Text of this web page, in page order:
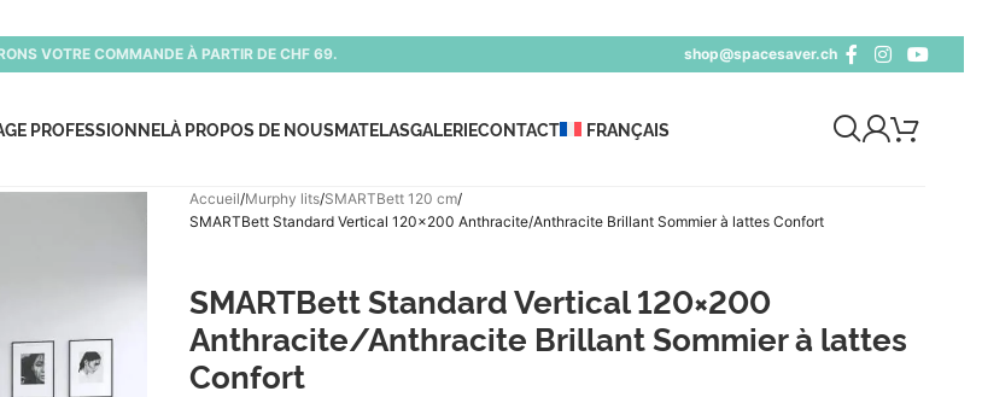
VOTRE COMMANDE À PARTIR DE CHF 69. shop@spacesaver.ch
PROFESSIONNELÀ PROPOS DE NOUSMATELASGALERIECONTACT FRANÇAIS
Accueil Murphy lits SMARTBett 120 cm
SMARTBett Standard Vertical 120×200 Anthracite/Anthracite Brillant Sommier à lattes Confort
SMARTBett Standard Vertical 120×200
Anthracite/Anthracite Brillant Sommier à lattes
Confort